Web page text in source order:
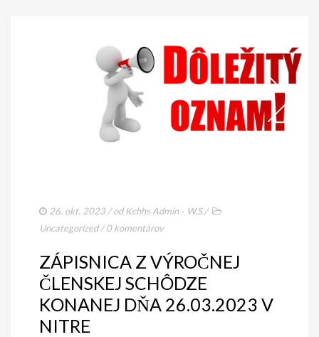
26. okt. 2023/ odKchhs Admin - W.S/
Uncategorized/0 komentárov
ZÁPISNICA Z VÝROČNEJ
ČLENSKEJ SCHÔDZE
KONANEJ DŇA 26.03.2023 V
NITRE